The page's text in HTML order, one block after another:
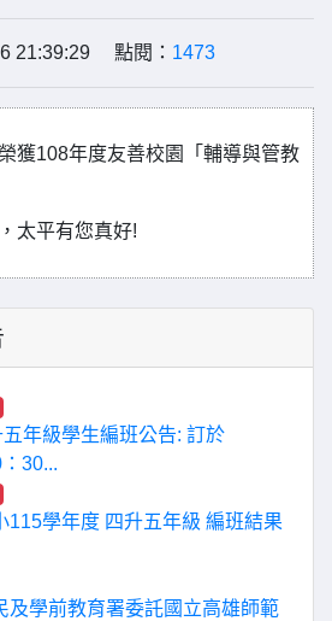
21:39:29 點閱： 1473
獲108年度友善校園「輔導與管教
太平有您真好!
年級學生編班公告: 訂於
30...
115學年度 四升五年級 編班結果
及學前教育署委託國立高雄師範